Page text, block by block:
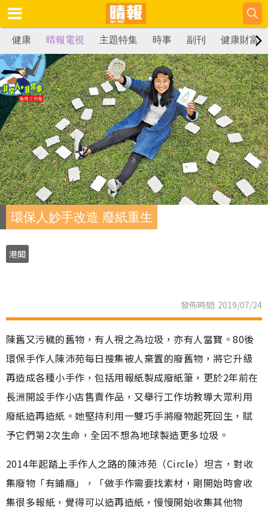
健康 晴報電視 主題特集 時事 副刊 健康財富
環保人妙手改造 廢紙重生
港聞
發佈時間: 2019/07/24
陳舊又污穢的舊物，有人視之為垃圾，亦有人當寶。80後
環保手作人陳沛苑每日搜集被人棄置的廢舊物，將它升級
再造成各種小手作，包括用報紙製成廢紙筆，更於2年前在
長洲開設手作小店售賣作品，又舉行工作坊教導大眾利用
廢紙造再造紙。她堅持利用一雙巧手將廢物起死回生，賦
予它們第2次生命，全因不想為地球製造更多垃圾。
2014年起踏上手作人之路的陳沛苑（Circle）坦言，對收
集廢物「有鋪癮」，「做手作需要找素材，剛開始時會收
集很多報紙，覺得可以造再造紙，慢慢開始收集其他物